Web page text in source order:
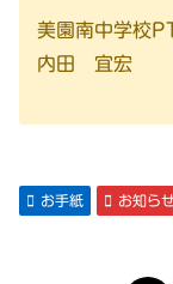
美園南中学校
内田 宜宏
お手紙 お知ら